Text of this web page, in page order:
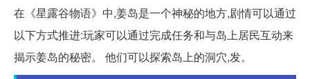
在《星露谷物语》中,姜岛是一个神秘的地方,剧情可以通过
以下方式推进:玩家可以通过完成任务和与岛上居民互动来
揭示姜岛的秘密。 他们可以探索岛上的洞穴,发。